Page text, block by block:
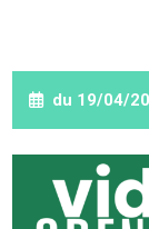
du 19/04/